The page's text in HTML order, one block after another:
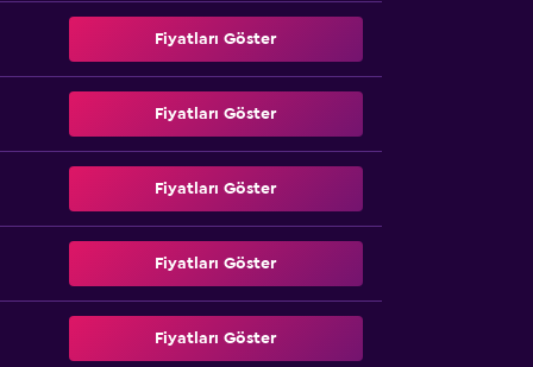
Fiyatları Göster
Fiyatları Göster
Fiyatları Göster
Fiyatları Göster
Fiyatları Göster